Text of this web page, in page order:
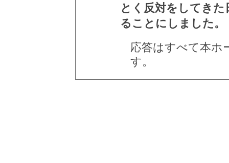
とく反対をしてき
ることにしました。
応答はすべて本ホ
す。